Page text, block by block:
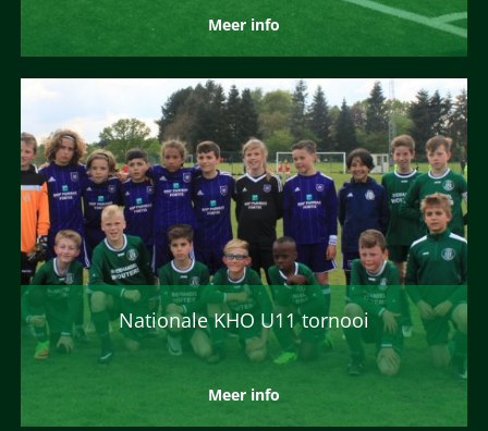
Meer info
Nationale KHO U11 tornooi
Meer info